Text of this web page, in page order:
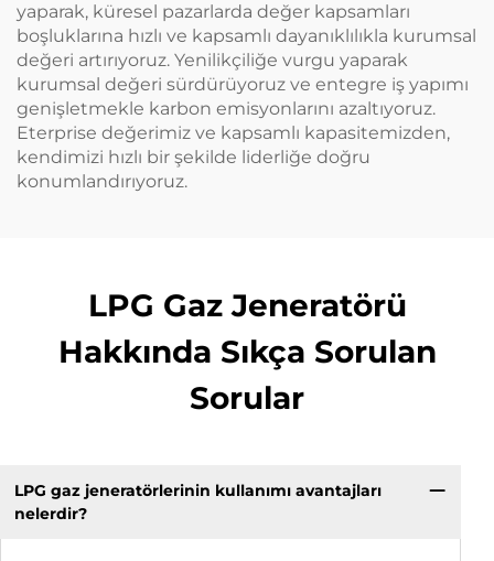
yaparak, küresel pazarlarda değer kapsamları
boşluklarına hızlı ve kapsamlı dayanıklılıkla kurumsal
değeri artırıyoruz. Yenilikçiliğe vurgu yaparak
kurumsal değeri sürdürüyoruz ve entegre iş yapımı
genişletmekle karbon emisyonlarını azaltıyoruz.
Eterprise değerimiz ve kapsamlı kapasitemizden,
kendimizi hızlı bir şekilde liderliğe doğru
konumlandırıyoruz.
LPG Gaz Jeneratörü
Hakkında Sıkça Sorulan
Sorular
LPG gaz jeneratörlerinin kullanımı avantajları
nelerdir?